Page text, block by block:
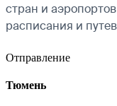
стран и
расписания и
Отправление
Тюмень